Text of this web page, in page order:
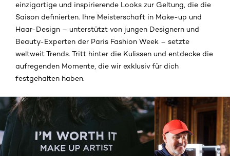
einzigartige und inspirierende Looks zur Geltung, die die
Saison definierten. Ihre Meisterschaft in Make-up und
Haar-Design – unterstützt von jungen Designern und
Beauty-Experten der Paris Fashion Week – setzte
weltweit Trends. Tritt hinter die Kulissen und entdecke die
aufregenden Momente, die wir exklusiv für dich
festgehalten haben.